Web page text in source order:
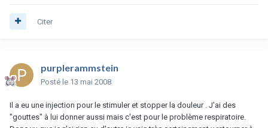
Citer
purplerammstein
Posté le 13 mai 2008
Il a eu une injection pour le stimuler et stopper la douleur . J'ai des
"gouttes" à lui donner aussi mais c'est pour le problème respiratoire.